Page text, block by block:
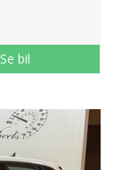
Se bil